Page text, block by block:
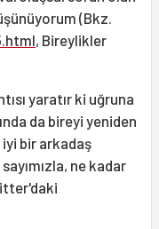
(Bkz.
, Bireylikler
yaratır ki uğruna
da bireyi yeniden
iyi bir arkadaş
ne kadar